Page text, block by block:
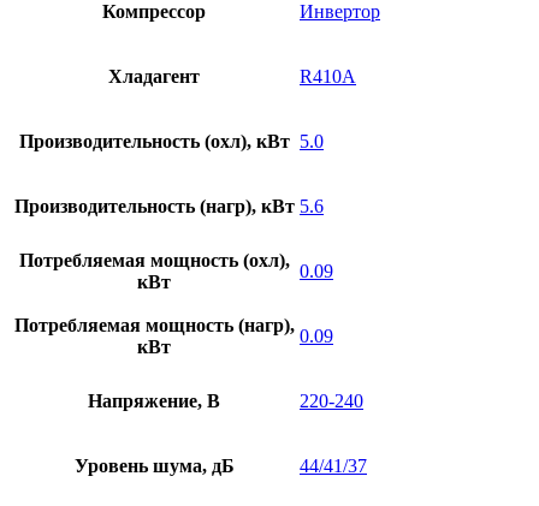
Компрессор Инвертор
Хладагент R410A
Производительность (охл), кВт 5.0
Производительность (нагр), кВт 5.6
Потребляемая мощность (охл),
кВт
0.09
Потребляемая мощность (нагр),
кВт
0.09
Напряжение, В 220-240
Уровень шума, дБ 44/41/37